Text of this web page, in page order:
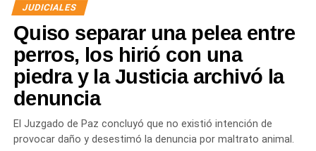
JUDICIALES
Quiso separar una pelea entre
perros, los hirió con una
piedra y la Justicia archivó la
denuncia
El Juzgado de Paz concluyó que no existió intención de
provocar daño y desestimó la denuncia por maltrato animal.